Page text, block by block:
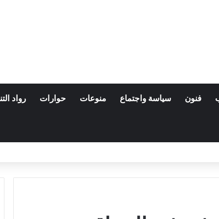
فنون سياسة واجتماع منوعات حوارات رواد